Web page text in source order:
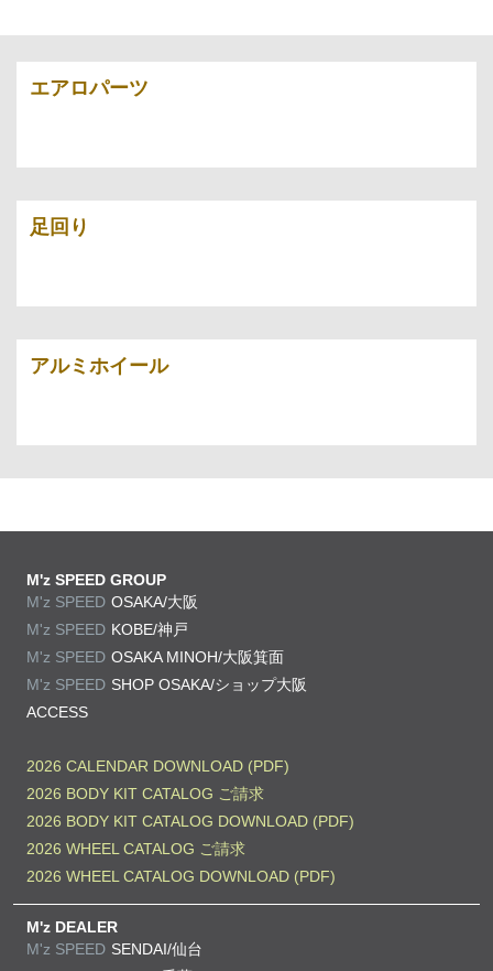
エアロパーツ
足回り
アルミホイール
M'z SPEED GROUP
M'z SPEED OSAKA/大阪
M'z SPEED KOBE/神戸
M'z SPEED OSAKA MINOH/大阪箕面
M'z SPEED SHOP OSAKA/ショップ大阪
ACCESS
2026 CALENDAR DOWNLOAD (PDF)
2026 BODY KIT CATALOG ご請求
2026 BODY KIT CATALOG DOWNLOAD (PDF)
2026 WHEEL CATALOG ご請求
2026 WHEEL CATALOG DOWNLOAD (PDF)
M'z DEALER
M'z SPEED SENDAI/仙台